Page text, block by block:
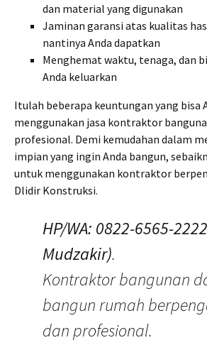
dan material yang digunakan
Jaminan garansi atas kualitas
nantinya Anda dapatkan
Menghemat waktu, tenaga, dan
Anda keluarkan
Itulah beberapa keuntungan yang bisa
menggunakan jasa kontraktor
profesional. Demi kemudahan dalam
impian yang ingin Anda bangun,
untuk menggunakan kontraktor
Dlidir Konstruksi.
HP/WA: 0822-6565-
Mudzakir).
Kontraktor bangunan
bangun rumah
dan profesional.